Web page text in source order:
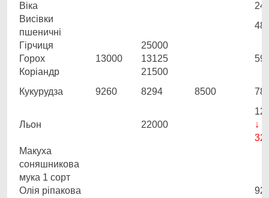
Віка
Висівки
пшеничні
Гірчиця
25000
Горох
13000 13125
Коріандр
21500
Кукурудза
9260 8294 8500
Льон 22000
↓
Макуха
соняшникова
мука 1 сорт
Олія ріпакова